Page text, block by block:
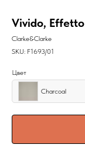
Vivido, Effetto
Clarke&Clarke
SKU: F1693/01
Цвет
Charcoal